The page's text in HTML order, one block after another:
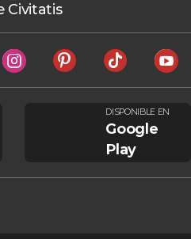
Civitatis
DISPONIBLE EN
Google
Play